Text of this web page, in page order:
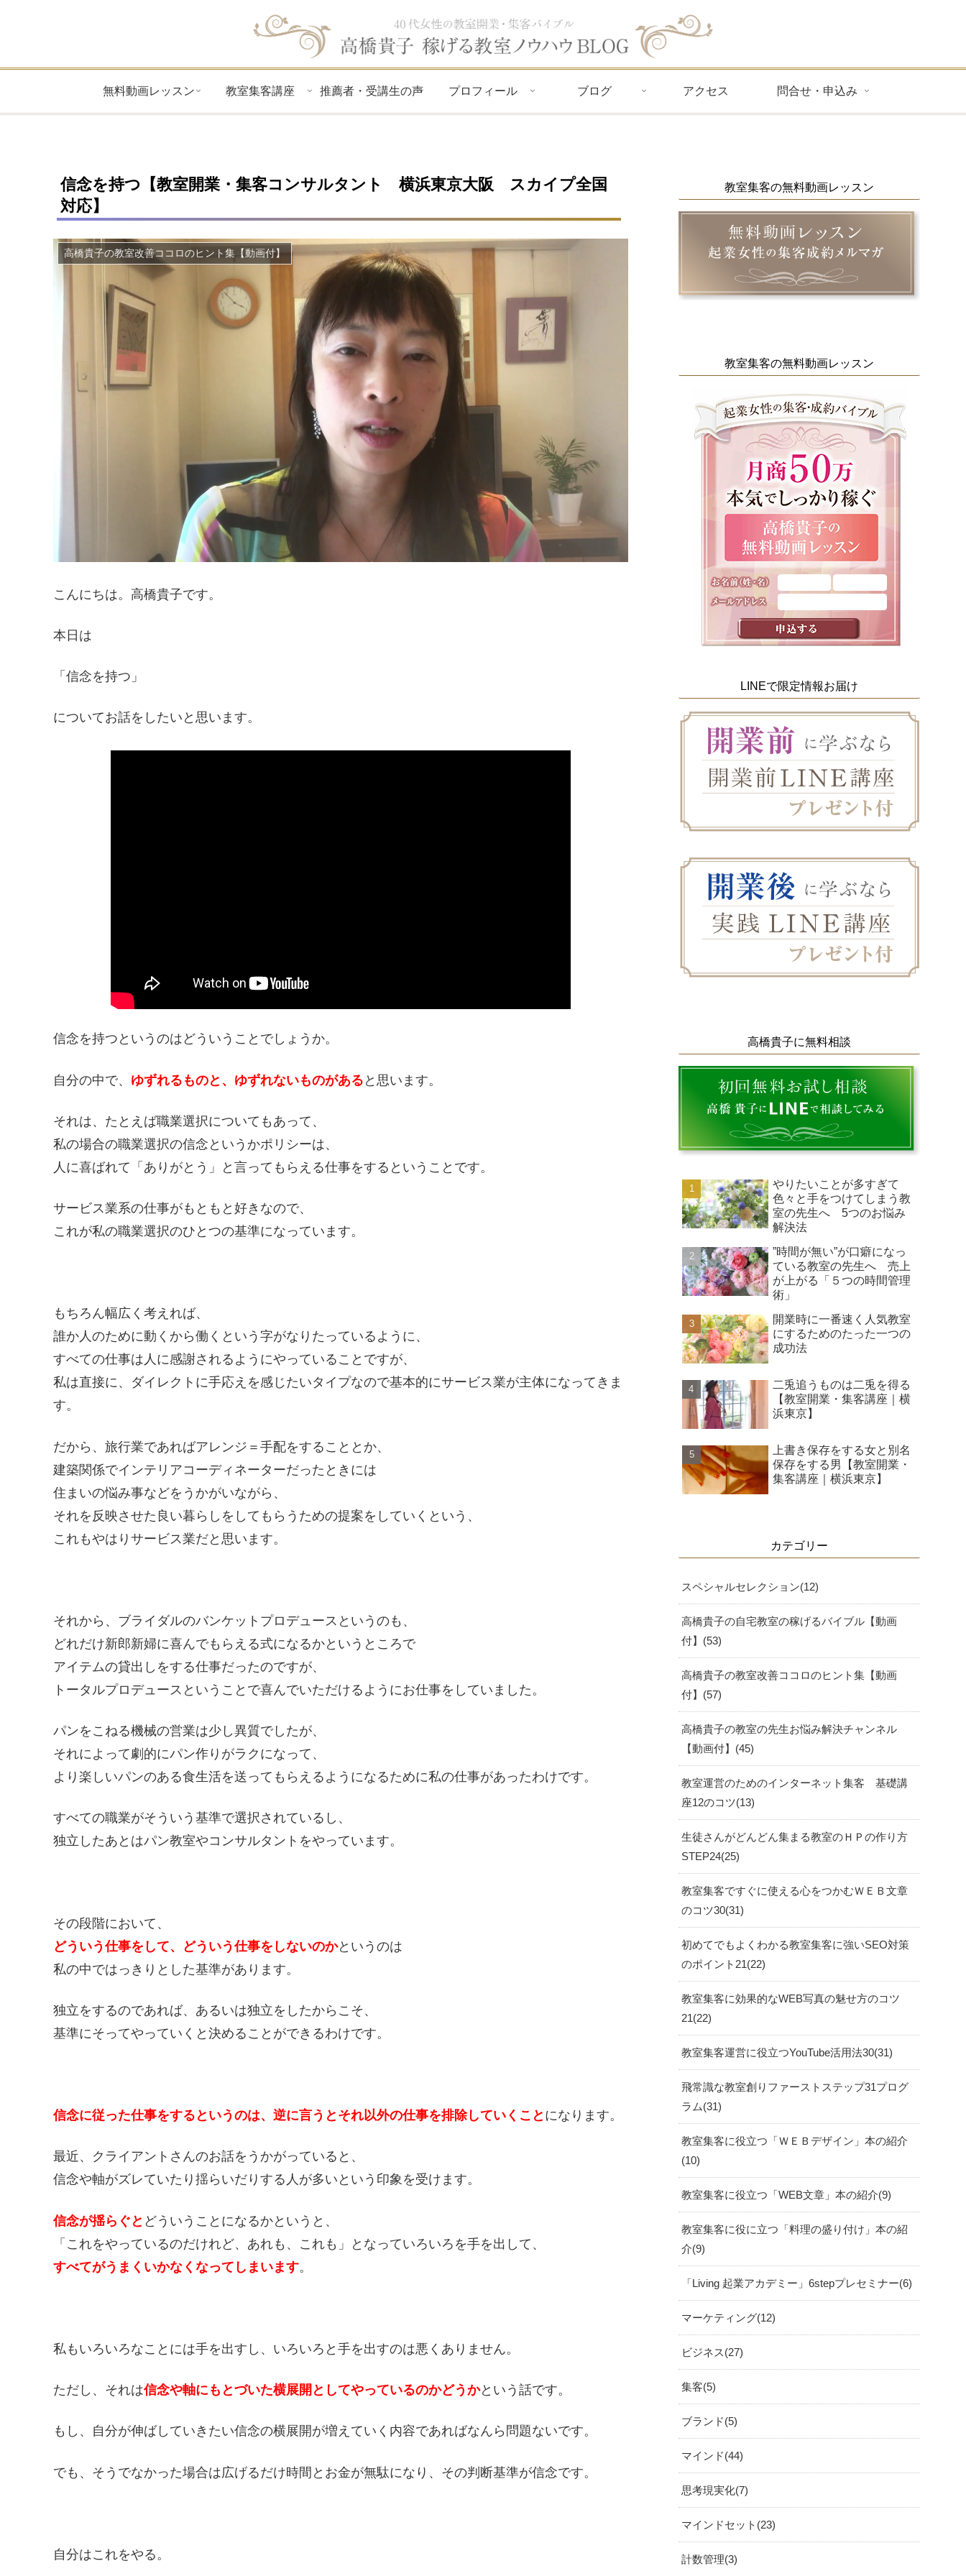
無料動画レッスン 教室集客講座 推薦者・受講生の声 プロフィール ブログ アクセス 問合せ・申込み
信念を持つ【教室開業・集客コンサルタント 横浜東京大阪 スカイプ全国
対応】
高橋貴子の教室改善ココロのヒント集【動画付】
こんにちは。高橋貴子です。
本日は
「信念を持つ」
についてお話をしたいと思います。
信念を持つというのはどういうことでしょうか。
自分の中で、 ゆずれるものと、ゆずれないものがある と思います。
それは、たとえば職業選択についてもあって、
私の場合の職業選択の信念というかポリシーは、
人に喜ばれて「ありがとう」と言ってもらえる仕事をするということです。
サービス業系の仕事がもともと好きなので、
これが私の職業選択のひとつの基準になっています。
もちろん幅広く考えれば、
誰か人のために動くから働くという字がなりたっているように、
すべての仕事は人に感謝されるようにやっていることですが、
私は直接に、ダイレクトに手応えを感じたいタイプなので基本的にサービス業が主体になってきま
す。
だから、旅行業であればアレンジ＝手配をすることとか、
建築関係でインテリアコーディネーターだったときには
住まいの悩み事などをうかがいながら、
それを反映させた良い暮らしをしてもらうための提案をしていくという、
これもやはりサービス業だと思います。
それから、ブライダルのバンケットプロデュースというのも、
どれだけ新郎新婦に喜んでもらえる式になるかというところで
アイテムの貸出しをする仕事だったのですが、
トータルプロデュースということで喜んでいただけるようにお仕事をしていました。
パンをこねる機械の営業は少し異質でしたが、
それによって劇的にパン作りがラクになって、
より楽しいパンのある食生活を送ってもらえるようになるために私の仕事があったわけです。
すべての職業がそういう基準で選択されているし、
独立したあとはパン教室やコンサルタントをやっています。
その段階において、
どういう仕事をして、どういう仕事をしないのかというのは
私の中ではっきりとした基準があります。
独立をするのであれば、あるいは独立をしたからこそ、
基準にそってやっていくと決めることができるわけです。
信念に従った仕事をするというのは、逆に言うとそれ以外の仕事を排除していくこと になります。
最近、クライアントさんのお話をうかがっていると、
信念や軸がズレていたり揺らいだりする人が多いという印象を受けます。
信念が揺らぐと どういうことになるかというと、
「これをやっているのだけれど、あれも、これも」となっていろいろを手を出して、
すべてがうまくいかなくなってしまいます。
私もいろいろなことには手を出すし、いろいろと手を出すのは悪くありません。
ただし、それは信念や軸にもとづいた横展開としてやっているのかどうかという話です。
もし、自分が伸ばしていきたい信念の横展開が増えていく内容であればなんら問題ないです。
でも、そうでなかった場合は広げるだけ時間とお金が無駄になり、その判断基準が信念です。
自分はこれをやる。
教室集客の無料動画レッスン
教室集客の無料動画レッスン
LINEで限定情報お届け
高橋貴子に無料相談
やりたいことが多すぎて
色々と手をつけてしまう教
室の先生へ 5つのお悩み
解決法
”時間が無い”が口癖になっ
ている教室の先生へ 売上
が上がる「５つの時間管理
術」
開業時に一番速く人気教室
にするためのたった一つの
成功法
二兎追うものは二兎を得る
【教室開業・集客講座｜横
浜東京】
上書き保存をする女と別名
保存をする男【教室開業・
集客講座｜横浜東京】
カテゴリー
スペシャルセレクション 12
高橋貴子の自宅教室の稼げるバイブル【動画
付】
53
高橋貴子の教室改善ココロのヒント集【動画
付】
57
高橋貴子の教室の先生お悩み解決チャンネル
【動画付】
45
教室運営のためのインターネット集客 基礎講
座12のコツ 13
生徒さんがどんどん集まる教室のＨＰの作り方
STEP24 25
教室集客ですぐに使える心をつかむＷＥＢ文章
のコツ30 31
初めてでもよくわかる教室集客に強いSEO対策
のポイント21 22
教室集客に効果的なWEB写真の魅せ方のコツ
21 22
教室集客運営に役立つYouTube活用法30 31
飛常識な教室創りファーストステップ31プログ
ラム 31
教室集客に役立つ「ＷＥＢデザイン」本の紹介
10
教室集客に役立つ「WEB文章」本の紹介 9
教室集客に役に立つ「料理の盛り付け」本の紹
介 9
「Living 起業アカデミー」6stepプレセミナー 6
マーケティング 12
ビジネス 27
集客 5
ブランド 5
マインド 44
思考現実化 7
マインドセット 23
計数管理 3